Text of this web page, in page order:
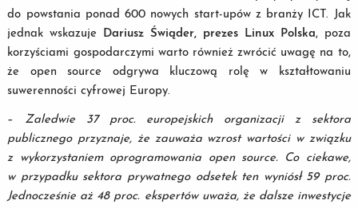
do powstania ponad 600 nowych start-upów z branży ICT. Jak
jednak wskazuje
Dariusz Świąder, prezes Linux Polska, poza
korzyściami gospodarczymi warto również zwrócić uwagę na to,
że open source odgrywa kluczową rolę w kształtowaniu
suwerenności cyfrowej Europy.
– Zaledwie 37 proc. europejskich organizacji z sektora
publicznego przyznaje, że zauważa wzrost wartości w związku
z wykorzystaniem oprogramowania open source. Co ciekawe,
w przypadku sektora prywatnego odsetek ten wyniósł 59 proc.
Jednocześnie aż 48 proc. ekspertów uważa, że dalsze inwestycje